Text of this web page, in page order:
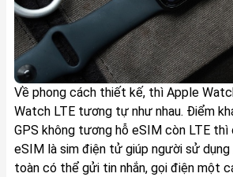
Về phong cách thiết kế, thì Apple
Watch LTEtương tự như nhau. Điểm
GPS không tương hỗ eSIM còn LTE thì
eSIM là sim điện tử giúp người sử
toàn có thể gửi tin nhắn, gọi điện một